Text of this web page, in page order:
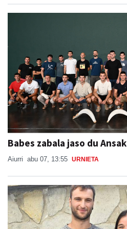
Babes zabala jaso du Ansak
Aiurri abu 07, 13:55 URNIETA